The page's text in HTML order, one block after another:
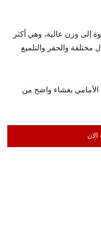
إلى وزن عالية، وهي أكثر
مختلفة والحفر والتلميع
الأمامي بغشاء واضح من